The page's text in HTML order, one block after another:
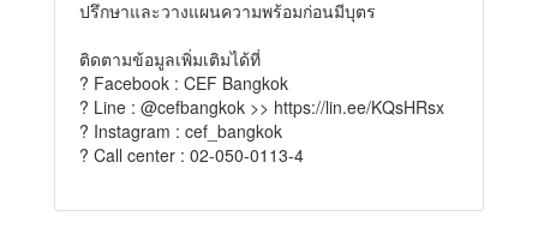
ปรึกษาและวางแผนความพร้อมก่อนมีบุตร
ติดตามข้อมูลเพิ่มเติมได้ที่
? Facebook : CEF Bangkok
? Line : @cefbangkok >> https://lin.ee/KQsHRsx
? Instagram : cef_bangkok
? Call center : 02-050-0113-4